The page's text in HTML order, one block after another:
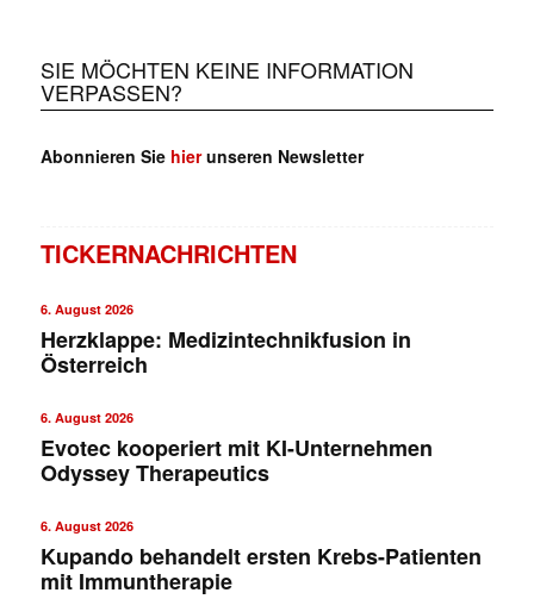
SIE MÖCHTEN KEINE INFORMATION
VERPASSEN?
Abonnieren Sie hierunseren Newsletter
TICKERNACHRICHTEN
6. August 2026
Herzklappe: Medizintechnikfusion in
Österreich
6. August 2026
Evotec kooperiert mit KI-Unternehmen
Odyssey Therapeutics
6. August 2026
Kupando behandelt ersten Krebs-Patienten
mit Immuntherapie